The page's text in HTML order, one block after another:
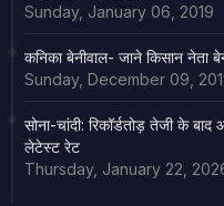
Sunday, January 06, 2019
कनिका बेनीवाल- जाने किसान नेता
Sunday, December 09,
सोना-चांदी: रिकॉर्डतोड़ तेजी के
लेटेस्ट रेट
Thursday, January 22,